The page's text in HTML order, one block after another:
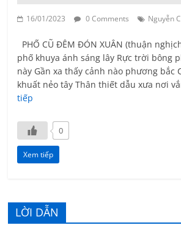
16/01/2023 0 Comments Nguyễn
PHỐ CŨ ĐÊM ĐÓN XUÂN (thuận
phố khuya ánh sáng lây Rực trời bông
này Gần xa thấy cảnh nào phương bắc
khuất nẻo tây Thân thiết dẫu xưa nơi
tiếp
0
Xem tiếp
LỜI DẪN